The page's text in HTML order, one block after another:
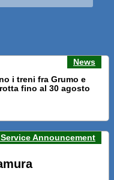
News
i treni fra Grumo e
fino al 30 agosto
FALMAPS E LIVECHAT.
Next
Announcement